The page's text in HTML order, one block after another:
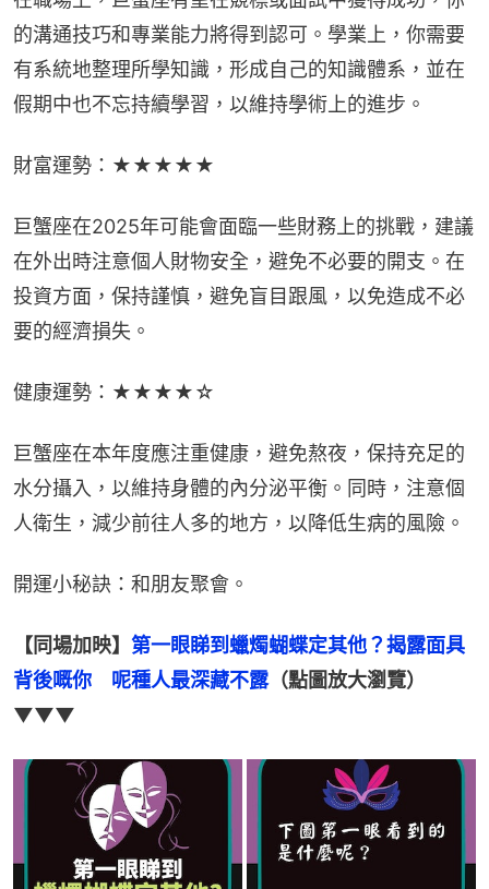
的溝通技巧和專業能力將得到認可。學業上，你需要
有系統地整理所學知識，形成自己的知識體系，並在
假期中也不忘持續學習，以維持學術上的進步。
財富運勢：★★★★★
巨蟹座在2025年可能會面臨一些財務上的挑戰，建議
在外出時注意個人財物安全，避免不必要的開支。在
投資方面，保持謹慎，避免盲目跟風，以免造成不必
要的經濟損失。
健康運勢：★★★★☆
巨蟹座在本年度應注重健康，避免熬夜，保持充足的
水分攝入，以維持身體的內分泌平衡。同時，注意個
人衛生，減少前往人多的地方，以降低生病的風險。
開運小秘訣：和朋友聚會。
【同場加映】 第一眼睇到蠟燭蝴蝶定其他？揭露面具
背後嘅你　呢種人最深藏不露（點圖放大瀏覽）
▼▼▼